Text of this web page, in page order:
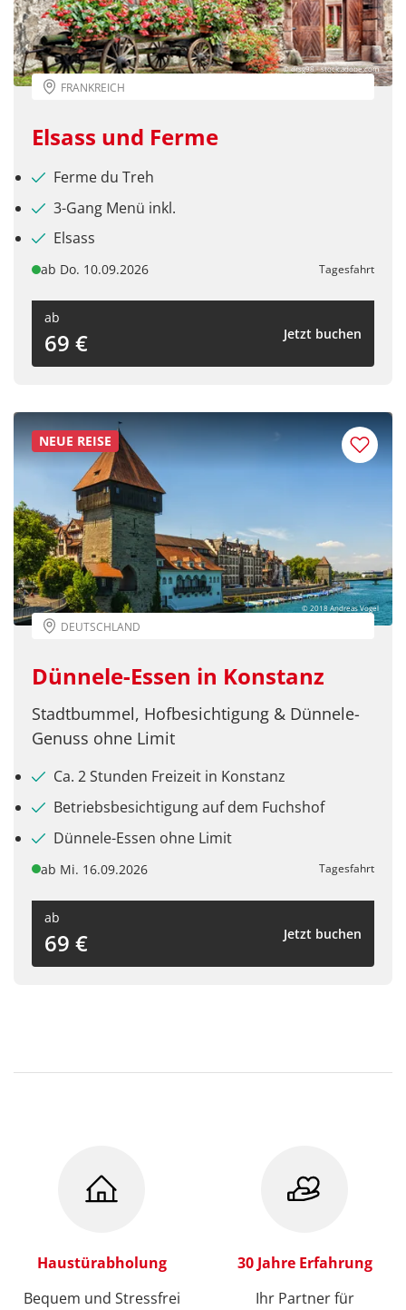
© drsg98 - stock.adobe.com
FRANKREICH
Elsass und Ferme
Ferme du Treh
3-Gang Menü inkl.
Elsass
ab Do. 10.09.2026 Tagesfahrt
ab
69 € Jetzt buchen
NEUE REISE
© 2018 Andreas Vogel
DEUTSCHLAND
Dünnele-Essen in Konstanz
Stadtbummel, Hofbesichtigung & Dünnele-
Genuss ohne Limit
Ca. 2 Stunden Freizeit in Konstanz
Betriebsbesichtigung auf dem Fuchshof
Dünnele-Essen ohne Limit
ab Mi. 16.09.2026 Tagesfahrt
ab
69 € Jetzt buchen
Haustürabholung
Bequem und Stressfrei
30 Jahre Erfahrung
Ihr Partner für